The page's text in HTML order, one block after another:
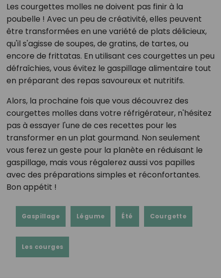
Les courgettes molles ne doivent pas finir à la
poubelle ! Avec un peu de créativité, elles peuvent
être transformées en une variété de plats délicieux,
qu'il s'agisse de soupes, de gratins, de tartes, ou
encore de frittatas. En utilisant ces courgettes un peu
défraîchies, vous évitez le gaspillage alimentaire tout
en préparant des repas savoureux et nutritifs.
Alors, la prochaine fois que vous découvrez des
courgettes molles dans votre réfrigérateur, n'hésitez
pas à essayer l'une de ces recettes pour les
transformer en un plat gourmand. Non seulement
vous ferez un geste pour la planète en réduisant le
gaspillage, mais vous régalerez aussi vos papilles
avec des préparations simples et réconfortantes.
Bon appétit !
Gaspillage Légume Été Courgette
Les courges